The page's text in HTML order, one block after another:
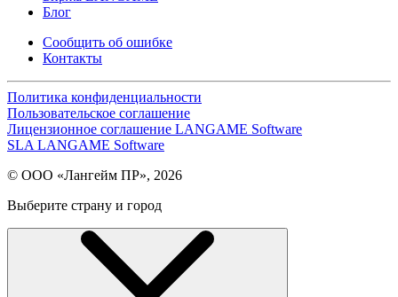
Блог
Сообщить об ошибке
Контакты
Политика конфиденциальности
Пользовательское соглашение
Лицензионное соглашение LANGAME Software
SLA LANGAME Software
© ООО «Лангейм ПР», 2026
Выберите страну и город